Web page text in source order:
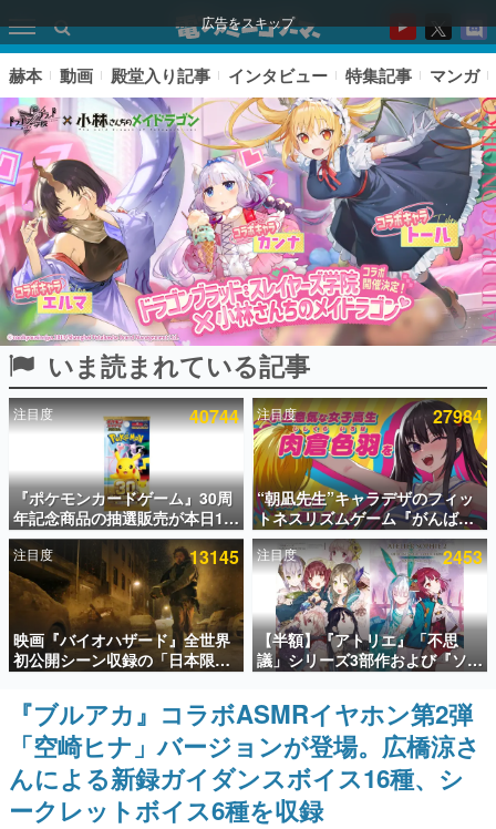
広告をスキップ
ピックアップ
電ファミのいま読まれている記事ランキング
アプリセール情報
インタビュー
連載・特集一覧
殿堂入り記事
SNS拡散数が数千以上！ ページビュー数万以上！ などな
ど。多くの人々に読まれた、電ファミ渾身の“殿堂入り”記
事をまとめました。
ゲームの企画書
名作ゲームクリエイターの方々に製作時のエピソードをお
聞きし、ヒットする企画（ゲーム）とは何か？を探ってい
きます。
赫本
この物語を解いてはいけない。『赫本』は、〈試験問題〉
赫本 動画 殿堂入り記事 インタビュー 特集記事 マンガ
いま読まれている記事
注目度 40744
『ポケモンカードゲーム』30周
年記念商品の抽選販売が本日12
時より開始。拡張パック「30th
CELEBRATION」のボックス
に、「プレミアムデッキセット
エーフィ・ブラッキー」
「FUTURISTIC BOX」の計3商
品
注目度 27984
“朝凪先生”キャラデザのフィッ
トネスリズムゲーム『がんば
れ！チアリズム』Steamストア
ページが公開。キャラクターの
CVは陽向葵ゅかさん
注目度 13145
映画『バイオハザード』全世界
初公開シーン収録の「日本限
定」予告映像が解禁。バイオの
日（8月10日）にあわせて、
「ラクーンシティ総合病院」へ
行く配達人の姿が披露
注目度 2453
【半額】『アトリエ』「不思
議」シリーズ3部作および『ソフ
ィーのアトリエ2』公式画集の
Kindle版が50%オフとなるセー
ルが開催中。各作品の設定画や
美麗なイラストの数々をふんだ
んに収録
『ブルアカ』コラボASMRイヤホン第2弾
「空崎ヒナ」バージョンが登場。広橋涼さ
んによる新録ガイダンスボイス16種、シ
ークレットボイス6種を収録